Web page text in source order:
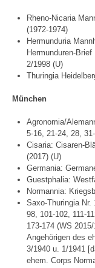
Rheno-Nicaria
(1972-1974)
Hermunduria
Hermunduren-
2/1998 (U)
Thuringia
München
Agronomia/
5-16, 21-24, 28,
Cisaria: Cisaren-
(2017) (U)
Germania:
Guestphalia:
Normannia:
Saxo-Thuringia Nr.
98, 101-102, 111-
173-174 (WS
Angehörigen des
3/1940 u. 1/1941
ehem. Corps